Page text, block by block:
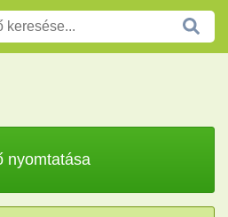
nyomtatása